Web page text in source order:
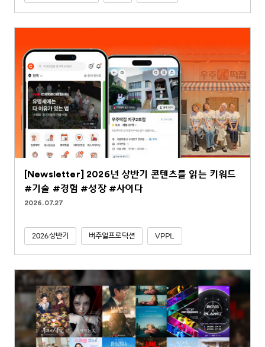
[Newsletter] 2026년 상반기 콘텐츠를 읽는 키워드
#기술 #경험 #성장 #사이다
2026.07.27
2026상반기 버추얼프로덕션 VPPL